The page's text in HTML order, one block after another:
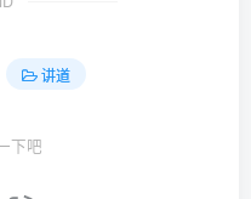
讲道
下吧